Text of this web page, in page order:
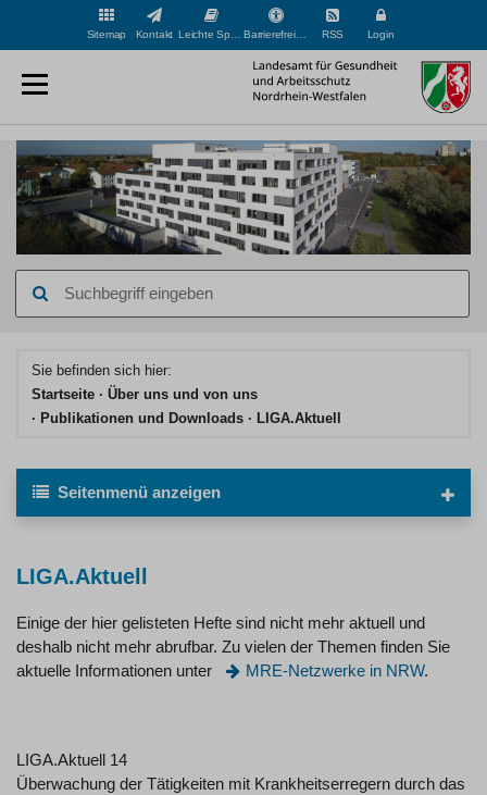
Sitemap Kontakt Barrierefreiheit RSS Login
eingeben
Sie befinden sich hier:
Startseite
Über uns und von uns
Publikationen und Downloads
LIGA.Aktuell
Seitenmenü anzeigen
LIGA.Aktuell
Einige der hier gelisteten Hefte sind nicht mehr aktuell und
deshalb nicht mehr abrufbar. Zu vielen der Themen finden Sie
aktuelle Informationen unter
MRE-Netzwerke in NRW.
LIGA.Aktuell 14
Überwachung der Tätigkeiten mit Krankheitserregern durch das